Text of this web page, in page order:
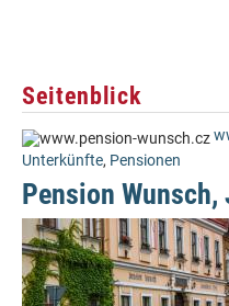
Seitenblick
Unterkünfte, Pensionen
Pension Wunsch,